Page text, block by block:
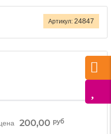
Артикул: 24847
200,00 руб